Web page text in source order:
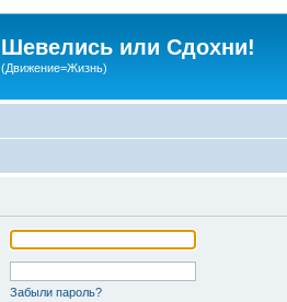
Шевелись или Сдохни!
(Движение=Жизнь)
Забыли пароль?